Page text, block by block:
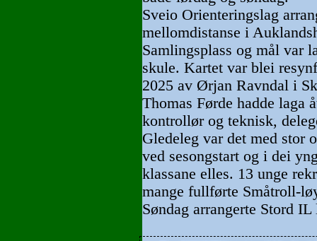
Sveio Orienteringslag
mellomdistanse i
Samlingsplass og mål var
skule. Kartet var blei
2025 av Ørjan Ravndal i
Thomas Førde hadde laga
kontrollør og teknisk,
Gledeleg var det med stor
ved sesongstart og i dei
klassane elles. 13 unge
mange fullførte Småtroll-
Søndag arrangerte Stord